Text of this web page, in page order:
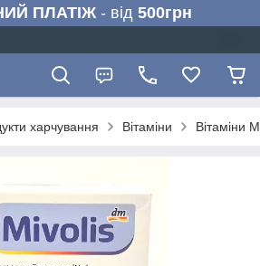
ПЛАТІЖ- від 500грн
харчування Вітаміни Вітаміни